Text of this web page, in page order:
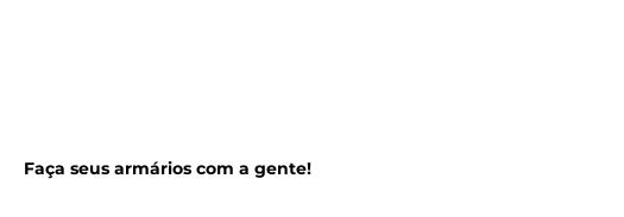
Faça seus armários com a gente!